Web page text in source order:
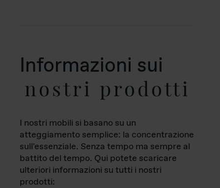
Informazioni sui
nostri prodotti
I nostri mobili si basano su un
atteggiamento semplice: la concentrazione
sull'essenziale. Senza tempo ma sempre al
battito del tempo. Qui potete scaricare
ulteriori informazioni su tutti i nostri
prodotti: